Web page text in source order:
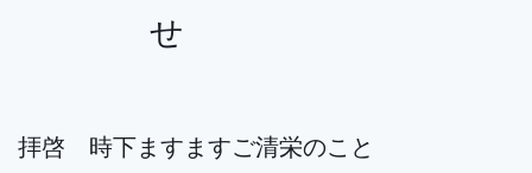
せ
拝啓 時下ますますご清栄のこと